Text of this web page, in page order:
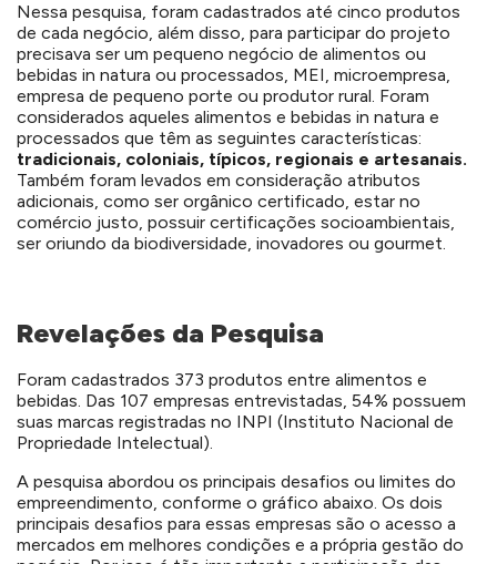
Nessa pesquisa, foram cadastrados até cinco produtos
de cada negócio, além disso, para participar do projeto
precisava ser um pequeno negócio de alimentos ou
bebidas in natura ou processados, MEI, microempresa,
empresa de pequeno porte ou produtor rural. Foram
considerados aqueles alimentos e bebidas in natura e
processados que têm as seguintes características:
tradicionais, coloniais, típicos, regionais e artesanais.
Também foram levados em consideração atributos
adicionais, como ser orgânico certificado, estar no
comércio justo, possuir certificações socioambientais,
ser oriundo da biodiversidade, inovadores ou gourmet.
Revelações da Pesquisa
Foram cadastrados 373 produtos entre alimentos e
bebidas. Das 107 empresas entrevistadas, 54% possuem
suas marcas registradas no INPI (Instituto Nacional de
Propriedade Intelectual).
A pesquisa abordou os principais desafios ou limites do
empreendimento, conforme o gráfico abaixo. Os dois
principais desafios para essas empresas são o acesso a
mercados em melhores condições e a própria gestão do